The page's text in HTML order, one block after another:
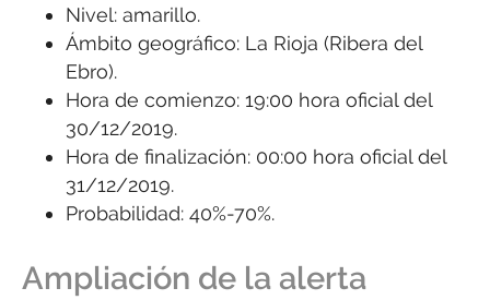
Nivel: amarillo.
Ámbito geográfico: La Rioja (Ribera del
Ebro).
Hora de comienzo: 19:00 hora oficial del
30/12/2019.
Hora de finalización: 00:00 hora oficial del
31/12/2019.
Probabilidad: 40%-70%.
Ampliación de la alerta